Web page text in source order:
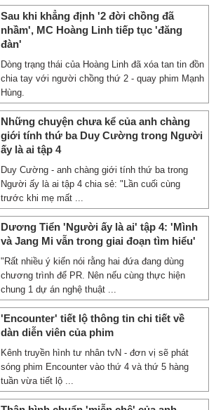
Sau khi khẳng định '2 đời chồng đã
nhầm', MC Hoàng Linh tiếp tục 'đăng
đàn'
Dòng trạng thái của Hoàng Linh đã xóa tan tin đồn
chia tay với người chồng thứ 2 - quay phim Mạnh
Hùng.
Những chuyện chưa kể của anh chàng
giới tính thứ ba Duy Cường trong Người
ấy là ai tập 4
Duy Cường - anh chàng giới tính thứ ba trong
Người ấy là ai tập 4 chia sẻ: "Lần cuối cùng
trước khi mẹ mất ...
Dương Tiển 'Người ấy là ai' tập 4: 'Mình
và Jang Mi vẫn trong giai đoạn tìm hiểu'
"Rất nhiều ý kiến nói rằng hai đứa đang dùng
chương trình để PR. Nên nếu cùng thực hiện
chung 1 dự án nghệ thuật ...
'Encounter' tiết lộ thông tin chi tiết về
dàn diễn viên của phim
Kênh truyền hình tư nhân tvN - đơn vị sẽ phát
sóng phim Encounter vào thứ 4 và thứ 5 hàng
tuần vừa tiết lộ ...